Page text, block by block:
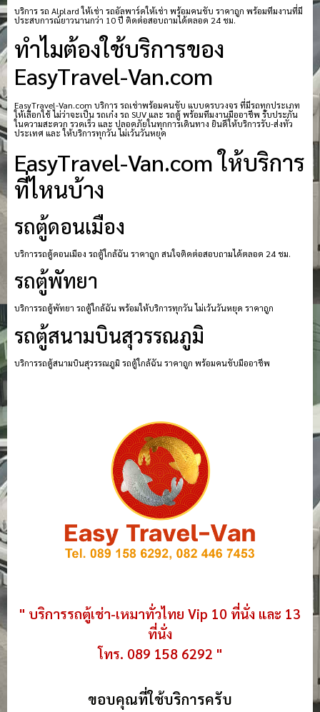
บริการ รถ Alplard ให้เช่า รถอัลพาร์ดให้เช่า พร้อมคนขับ ราคาถูก พร้อมทีมงานที่มี
ประสบการณ์ยาวนานกว่า 10 ปี ติดต่อสอบถามได้ตลอด 24 ชม.
ทำไมต้องใช้บริการของ
EasyTravel-Van.com
EasyTravel-Van.com บริการ รถเช่าพร้อมคนขับ แบบครบวงจร ที่มีรถทุกประเภท
ให้เลือกใช้ ไม่ว่าจะเป็น รถเก๋ง รถ SUV และ รถตู้ พร้อมทีมงานมืออาชีพ รับประกัน
ในความสะดวก รวดเร็ว และ ปลอดภัยในทุกการเดินทาง ยินดีให้บริการรับ-ส่งทั่ว
ประเทศ และ ให้บริการทุกวัน ไม่เว้นวันหยุด
EasyTravel-Van.com ให้บริการ
ที่ไหนบ้าง
รถตู้ดอนเมือง
บริการรถตู้ดอนเมือง รถตู้ใกล้ฉัน ราคาถูก สนใจติดต่อสอบถามได้ตลอด 24 ชม.
รถตู้พัทยา
บริการรถตู้พัทยา รถตู้ใกล้ฉัน พร้อมให้บริการทุกวัน ไม่เว้นวันหยุด ราคาถูก
รถตู้สนามบินสุวรรณภูมิ
บริการรถตู้สนามบินสุวรรณภูมิ รถตู้ใกล้ฉัน ราคาถูก พร้อมคนขับมืออาชีพ
" บริการรถตู้เช่า-เหมาทั่วไทย Vip 10 ที่นั่ง และ 13
ที่นั่ง
โทร. 089 158 6292 "
ขอบคุณที่ใช้บริการครับ